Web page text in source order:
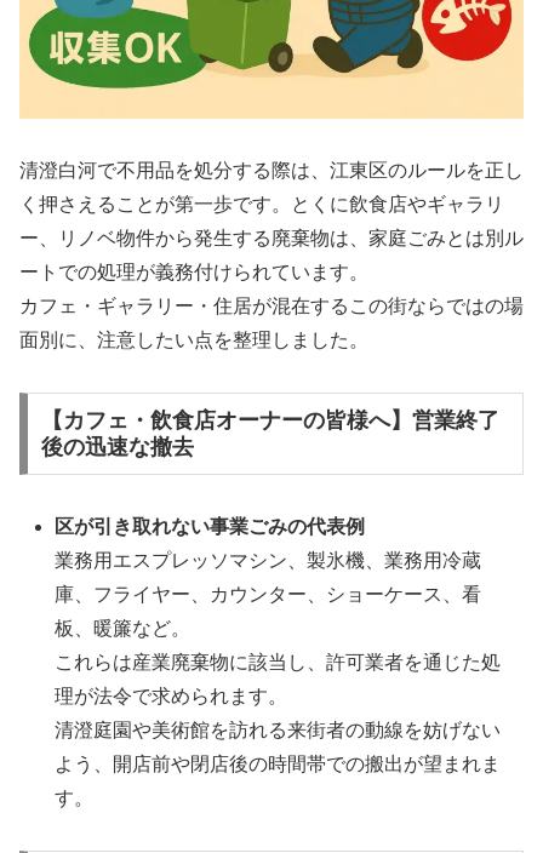
清澄白河で不用品を処分する際は、江東区のルールを正し
く押さえることが第一歩です。とくに飲食店やギャラリ
ー、リノベ物件から発生する廃棄物は、家庭ごみとは別ル
ートでの処理が義務付けられています。
カフェ・ギャラリー・住居が混在するこの街ならではの場
面別に、注意したい点を整理しました。
【カフェ・飲食店オーナーの皆様へ】営業終了
後の迅速な撤去
区が引き取れない事業ごみの代表例
業務用エスプレッソマシン、製氷機、業務用冷蔵
庫、フライヤー、カウンター、ショーケース、看
板、暖簾など。
これらは産業廃棄物に該当し、許可業者を通じた処
理が法令で求められます。
清澄庭園や美術館を訪れる来街者の動線を妨げない
よう、開店前や閉店後の時間帯での搬出が望まれま
す。